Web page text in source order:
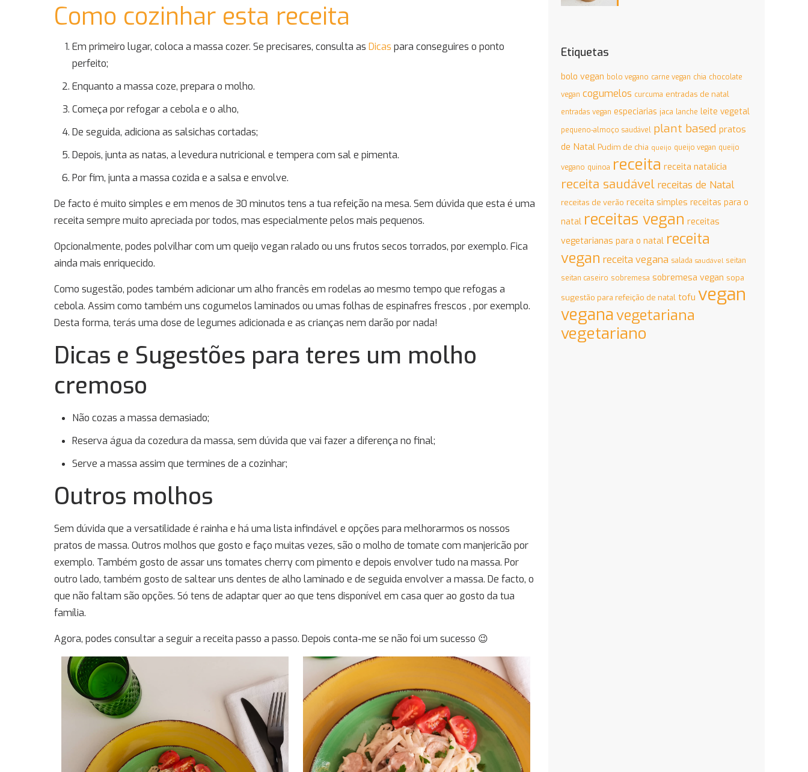
Como cozinhar esta receita
Em primeiro lugar, coloca a massa cozer. Se precisares, consulta asDicas para conseguires o ponto
perfeito;
Enquanto a massa coze, prepara o molho.
Começa por refogar a cebola e o alho,
De seguida, adiciona as salsichas cortadas;
Depois, junta as natas, a levedura nutricional e tempera com sal e pimenta.
Por fim, junta a massa cozida e a salsa e envolve.
De facto é muito simples e em menos de 30 minutos tens a tua refeição na mesa. Sem dúvida que esta é uma
receita sempre muito apreciada por todos, mas especialmente pelos mais pequenos.
Opcionalmente, podes polvilhar com um queijo vegan ralado ou uns frutos secos torrados, por exemplo. Fica
ainda mais enriquecido.
Como sugestão, podes também adicionar um alho francês em rodelas ao mesmo tempo que refogas a
cebola. Assim como também uns cogumelos laminados ou umas folhas de espinafres frescos , por exemplo.
Desta forma, terás uma dose de legumes adicionada e as crianças nem darão por nada!
Dicas e Sugestões para teres um molho
cremoso
Não cozas a massa demasiado;
Reserva água da cozedura da massa, sem dúvida que vai fazer a diferença no final;
Serve a massa assim que termines de a cozinhar;
Outros molhos
Sem dúvida que a versatilidade é rainha e há uma lista infindável e opções para melhorarmos os nossos
pratos de massa. Outros molhos que gosto e faço muitas vezes, são o molho de tomate com manjericão por
exemplo. Também gosto de assar uns tomates cherry com pimento e depois envolver tudo na massa. Por
outro lado, também gosto de saltear uns dentes de alho laminado e de seguida envolver a massa. De facto, o
que não faltam são opções. Só tens de adaptar quer ao que tens disponível em casa quer ao gosto da tua
família.
Agora, podes consultar a seguir a receita passo a passo. Depois conta-me se não foi um sucesso 😉
Etiquetas
bolo vegan bolo vegano carne vegan chia chocolate
vegan cogumelos curcuma entradas de natal
entradas vegan especiarias jaca lanche leite vegetal
pequeno-almoço saudável plant based pratos
de Natal Pudim de chia queijo queijo vegan queijo
vegano quinoa receita receita natalicia
receita saudável receitas de Natal
receitas de verão receita simples receitas para o
natal receitas vegan receitas
vegetarianas para o natal receita
vegan receita vegana salada saudável seitan
seitan caseiro sobremesa sobremesa vegan sopa
sugestão para refeição de natal tofu vegan
veganavegetariana
vegetariano